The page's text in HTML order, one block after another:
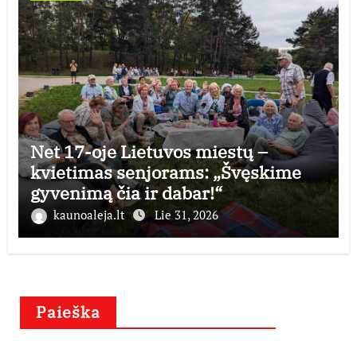
Net 17-oje Lietuvos miestų –
kvietimas senjorams: „Švęskime
gyvenimą čia ir dabar!“
kaunoaleja.lt Lie 31, 2026
Paieška